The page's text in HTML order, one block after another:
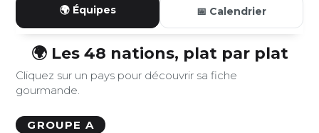
🌍 Équipes 📅 Calendrier
🌍 Les 48 nations, plat par plat
Cliquez sur un pays pour découvrir sa fiche
gourmande.
GROUPE A